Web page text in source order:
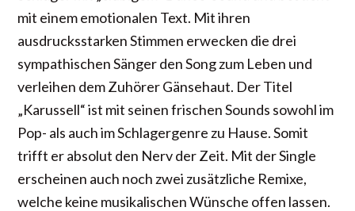
mit einem emotionalen Text. Mit ihren
ausdrucksstarken Stimmen erwecken die drei
sympathischen Sänger den Song zum Leben und
verleihen dem Zuhörer Gänsehaut. Der Titel
„Karussell“ ist mit seinen frischen Sounds sowohl im
Pop- als auch im Schlagergenre zu Hause. Somit
trifft er absolut den Nerv der Zeit. Mit der Single
erscheinen auch noch zwei zusätzliche Remixe,
welche keine musikalischen Wünsche offen lassen.